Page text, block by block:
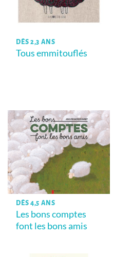
DÈS 2,3 ANS
Tous emmitouflés
DÈS 4,5 ANS
Les bons comptes
font les bons amis